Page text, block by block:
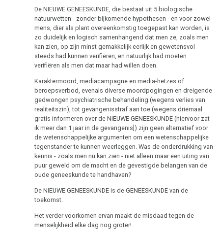
biologische
natuurwetten
natuurwet
Biologische
natuurwet
Biologische
natuurwet
natuurwet
Melanoom
Hersentumoren
carcinoom
Strottenhoofd
Botkanker
Leukemie
Leverkanker
Lymfeklieren
Hodgkin/Non-
constructie
De NIEUWE GENEESKUNDE, die bestaat uit 5 biologische
natuurwetten - zonder bijkomende hypothesen - en voor zowel
mens, dier als plant overeenkomstig toegepast kan worden, is
zo duidelijk en logisch samenhangend dat men ze, zoals men
kan zien, op zijn minst gemakkelijk eerlijk en gewetensvol
steeds had kunnen verifiëren, en natuurlijk had moeten
verifiëren als men dat maar had willen doen.
Karaktermoord, mediacampagne en media-hetzes of
beroepsverbod, evenals diverse moordpogingen en dreigende
gedwongen psychiatrische behandeling (wegens verlies van
realiteitszin), tot gevangenisstraf aan toe (wegens driemaal
gratis informeren over de NIEUWE GENEESKUNDE (hiervoor zat
ik meer dan 1 jaar in de gevangenis]) zijn geen alternatief voor
de wetenschappelijke argumenten om een wetenschappelijke
tegenstander te kunnen weerleggen. Was de onderdrukking van
kennis - zoals men nu kan zien - niet alleen maar een uiting van
puur geweld om de macht en de gevestigde belangen van de
oude geneeskunde te handhaven?
De NIEUWE GENEESKUNDE is de GENEESKUNDE van de
toekomst.
Het verder voorkomen ervan maakt de misdaad tegen de
menselijkheid elke dag nog groter!